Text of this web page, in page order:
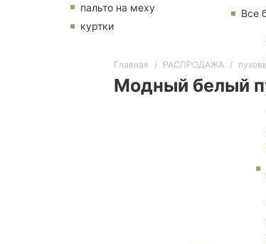
Все
пальто на меху
куртки
Главная РАСПРОДАЖА
Модный белый